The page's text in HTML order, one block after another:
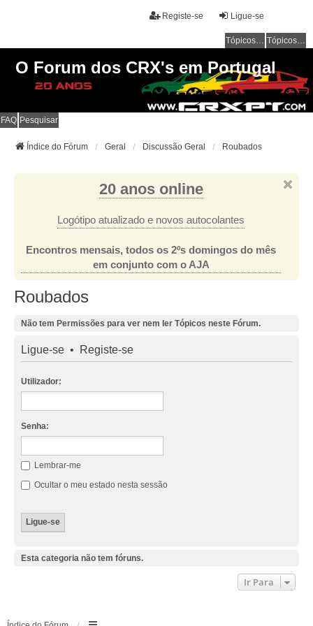
Ligue-se
Registe-se
Tópicos sem resposta Tópicos ativos
O Forum dos CRX's em Portugal
FAQ Pesquisar
Índice do Fórum Geral Discussão Geral Roubados
20 anos online
Logótipo atualizado e novos autocolantes
Encontros mensais, todos os 2ºs domingos do mês
em conjunto com o AJA
Roubados
Não tem Permissões para ver nem ler Tópicos neste Fórum.
Ligue-se • Registe-se
Utilizador:
Senha:
Lembrar-me
Ocultar o meu estado nesta sessão
Esta categoria não tem fóruns.
Ir Para